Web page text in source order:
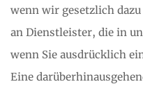
wenn wir gesetzlich
an Dienstleister, die in
wenn Sie ausdrücklich
Eine